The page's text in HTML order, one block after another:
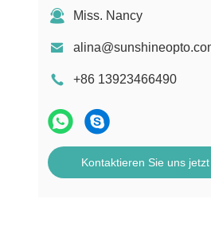
Miss. Nancy
+86 13923466490
Kontaktieren Sie uns jetzt